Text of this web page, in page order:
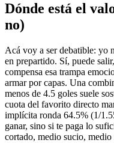
Dónde está el
no)
Acá voy a ser debatible: yo
en prepartido. Sí, puede
compensa esa trampa
armar por capas. Una
menos de 4.5 goles suele
cuota del favorito directo
implícita ronda 64.5% (1/
ganar, sino si te paga lo
cortado, medio sucio,